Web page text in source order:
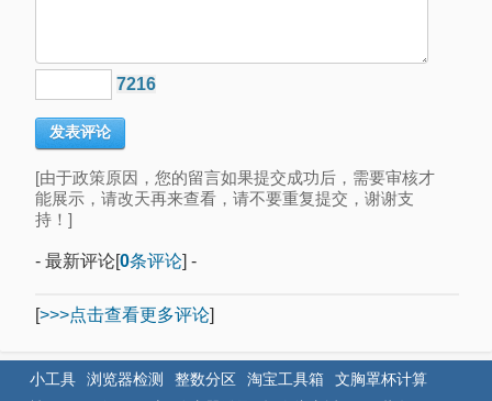
7216
[由于政策原因，您的留言如果提交成功后，需要审核才
能展示，请改天再来查看，请不要重复提交，谢谢支
持！]
- 最新评论[0条评论] -
[>>>点击查看更多评论]
小工具 浏览器检测 整数分区 淘宝工具箱
文胸罩杯计算